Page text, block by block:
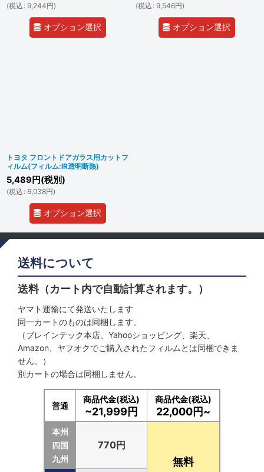
(税込 : 9,244円)
オプション選択
(税込 : 9,546円)
オプション選択
トヨタ フロントドアガラス用カットフ
ィルム(フィルム:IR透明断熱)
5,489 円(税別)
(税込 : 6,038円)
オプション選択
送料について
送料（カート内で自動計算されます。）
ヤマト運輸にて発送いたします
同一カートのものは同梱します。
（ブレインテック本店、Yahooショッピング、楽天、
Amazon、ヤフオクでご購入されたフィルムとは同梱できま
せん。）
別カートの場合は同梱しません。
普通
商品代金(税込)
~21,999円
商品代金(税込)
22,000円~
本州
四国
九州
770円
無料